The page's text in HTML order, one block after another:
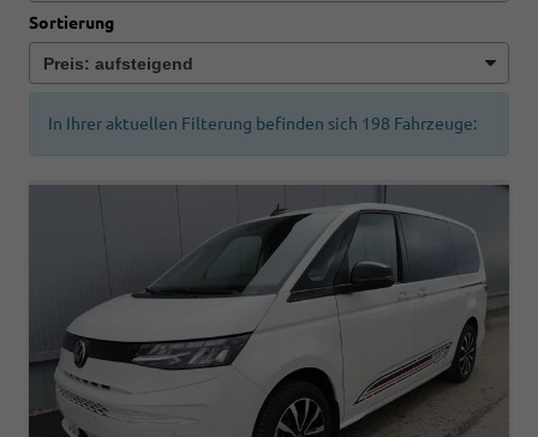
Sortierung
In Ihrer aktuellen Filterung befinden sich 198 Fahrzeuge: